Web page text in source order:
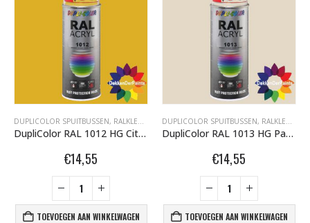
DUPLICOLOR SPUITBUSSEN, RALKLEUREN HOOGGLANS 400ML
DupliColor RAL 1012 HG Citroengeel
€14,55
TOEVOEGEN AAN WINKELWAGEN
DUPLICOLOR SPUITBUSSEN, RALKLEUREN HOOGGLANS 400ML
DupliColor RAL 1013 HG Parelwit
€14,55
TOEVOEGEN AAN WINKELWAGEN